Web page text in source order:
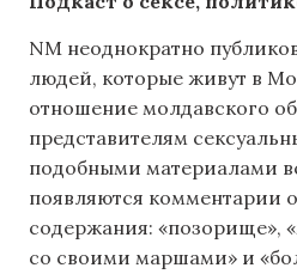
NM неоднократно
людей, которые живут в
отношение молдавского
представителям
подобными материалами
появляются комментарии
содержания: «позорище»,
со своими маршами» и